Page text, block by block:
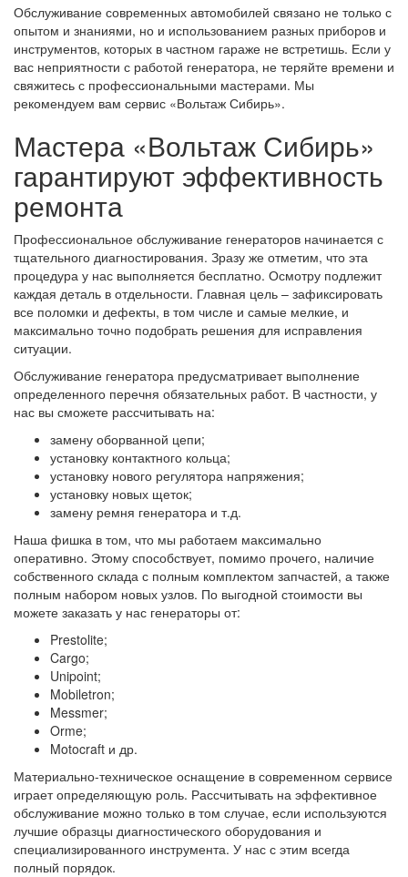
Обслуживание современных автомобилей связано не только с
опытом и знаниями, но и использованием разных приборов и
инструментов, которых в частном гараже не встретишь. Если у
вас неприятности с работой генератора, не теряйте времени и
свяжитесь с профессиональными мастерами. Мы
рекомендуем вам сервис «Вольтаж Сибирь».
Мастера «Вольтаж Сибирь»
гарантируют эффективность
ремонта
Профессиональное обслуживание генераторов начинается с
тщательного диагностирования. Зразу же отметим, что эта
процедура у нас выполняется бесплатно. Осмотру подлежит
каждая деталь в отдельности. Главная цель – зафиксировать
все поломки и дефекты, в том числе и самые мелкие, и
максимально точно подобрать решения для исправления
ситуации.
Обслуживание генератора предусматривает выполнение
определенного перечня обязательных работ. В частности, у
нас вы сможете рассчитывать на:
замену оборванной цепи;
установку контактного кольца;
установку нового регулятора напряжения;
установку новых щеток;
замену ремня генератора и т.д.
Наша фишка в том, что мы работаем максимально
оперативно. Этому способствует, помимо прочего, наличие
собственного склада с полным комплектом запчастей, а также
полным набором новых узлов. По выгодной стоимости вы
можете заказать у нас генераторы от:
Prestolite;
Cargo;
Unipoint;
Mobiletron;
Messmer;
Orme;
Motocraft и др.
Материально-техническое оснащение в современном сервисе
играет определяющую роль. Рассчитывать на эффективное
обслуживание можно только в том случае, если используются
лучшие образцы диагностического оборудования и
специализированного инструмента. У нас с этим всегда
полный порядок.